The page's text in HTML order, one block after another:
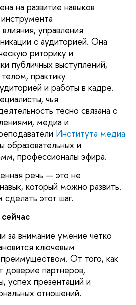
на развитие навыков
управления
с аудиторией. Она
риторику и
публичных выступлений,
практику
и работы в кадре.
чья
тесно связана с
медиа и
Института медиа
образовательных и
профессионалы эфира.
речь — это не
который можно развить.
этот шаг.
за внимание умение четко
ключевым
От того, как
доверие партнеров,
успех презентаций и
отношений.